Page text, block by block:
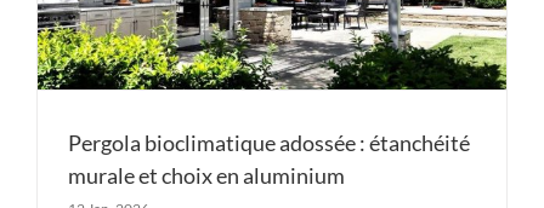
Pergola bioclimatique adossée : étanchéité
murale et choix en aluminium